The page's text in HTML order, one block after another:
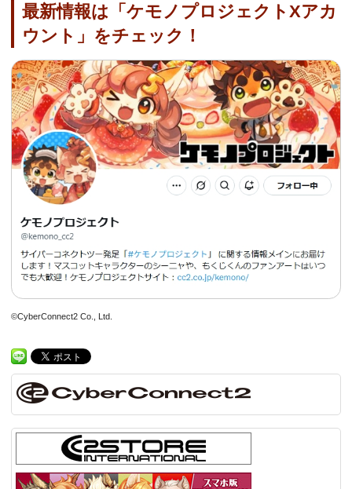
最新情報は「ケモノプロジェクトXアカ
ウント」をチェック！
©CyberConnect2 Co., Ltd.